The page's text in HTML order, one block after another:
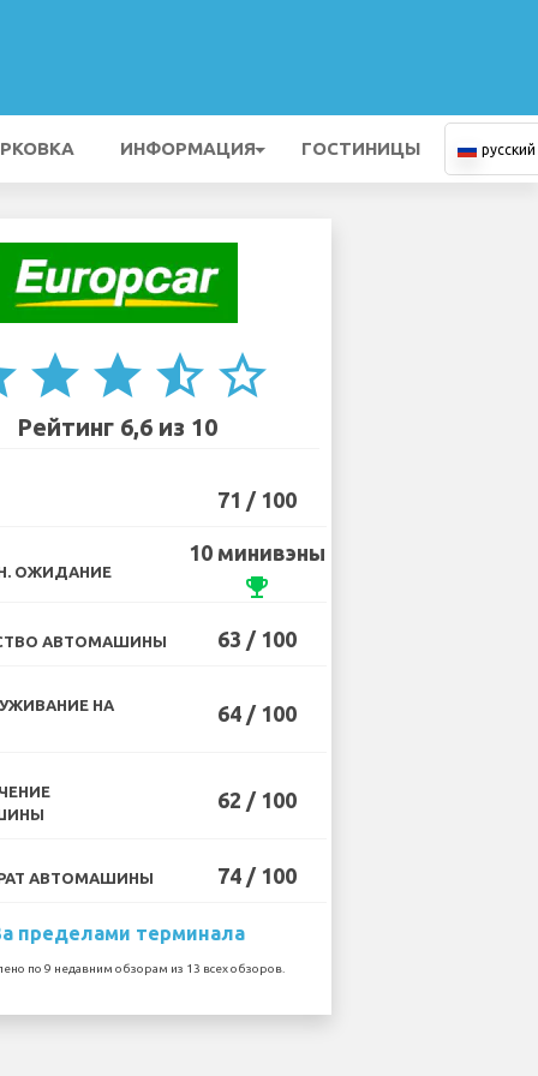
ИНФОРМАЦИЯ ГОСТИНИЦЫ русский
star star star_half star_border
Рейтинг 6,6 из 10
71 / 100
ОЖИДАНИЕ
10 минивэны
emoji_events
АВТОМАШИНЫ 63 / 100
НА
64 / 100
62 / 100
АВТОМАШИНЫ 74 / 100
пределами терминала
по 9 недавним обзорам из 13 всех обзоров.